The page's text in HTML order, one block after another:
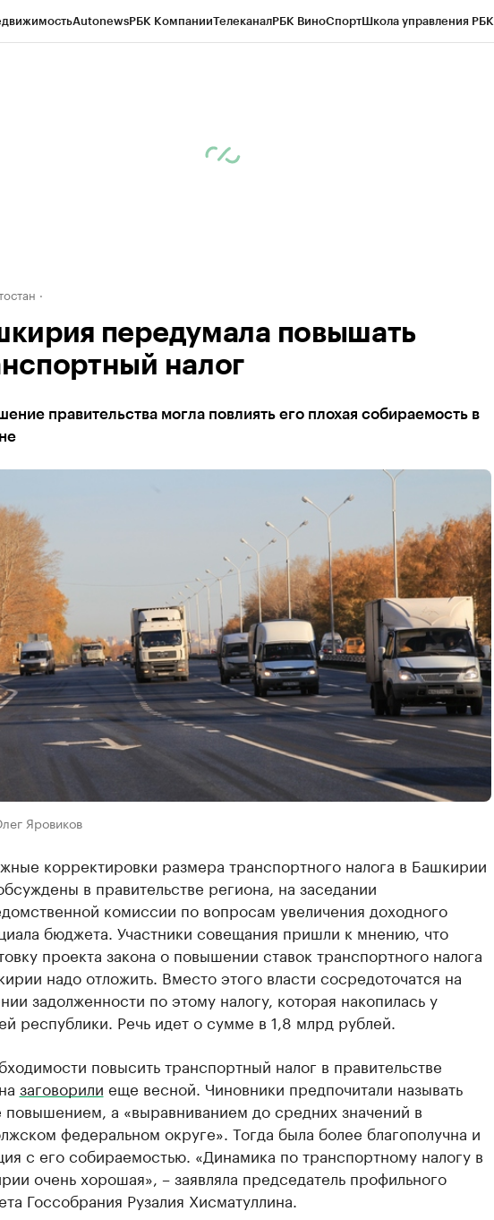
AutonewsРБК КомпанииТелеканалРБК ВиноСпортШкола управления РБК
передумала повышать
налог
правительства могла повлиять его плохая собираемость в
Яровиков
корректировки размера транспортного налога в Башкирии
в правительстве региона, на заседании
комиссии по вопросам увеличения доходного
бюджета. Участники совещания пришли к мнению, что
проекта закона о повышении ставок транспортного налога
надо отложить. Вместо этого власти сосредоточатся на
задолженности по этому налогу, которая накопилась у
республики. Речь идет о сумме в 1,8 млрд рублей.
повысить транспортный налог в правительстве
заговорили еще весной. Чиновники предпочитали называть
повышением, а «выравниванием до средних значений в
федеральном округе». Тогда была более благополучна и
с его собираемостью. «Динамика по транспортному налогу в
очень хорошая», – заявляла председатель профильного
Госсобрания Рузалия Хисматуллина.